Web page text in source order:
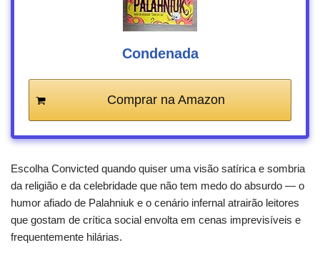
Condenada
Comprar na Amazon
Escolha Convicted quando quiser uma visão satírica e sombria
da religião e da celebridade que não tem medo do absurdo — o
humor afiado de Palahniuk e o cenário infernal atrairão leitores
que gostam de crítica social envolta em cenas imprevisíveis e
frequentemente hilárias.